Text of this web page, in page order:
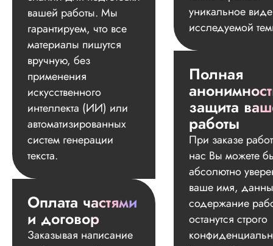
вашей работы. Мы
гарантируем, что все
материалы пишутся
вручную, без
применения
искусственного
интеллекта (ИИ) или
автоматизированных
систем генерации
текста.
Оплата частями
и договор
Заказывая написание
уникальное
исследуемой
Полная
защита
работы
При заказе
нас Вы можете
абсолютно
ваше имя,
содержание
останутся строго